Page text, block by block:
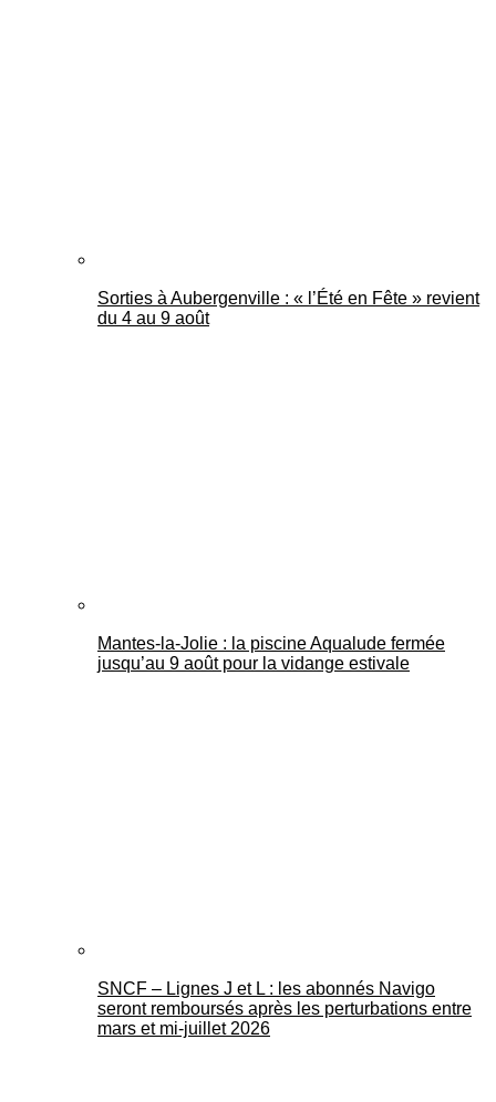
Sorties à Aubergenville : « l’Été en Fête » revient
du 4 au 9 août
Mantes-la-Jolie : la piscine Aqualude fermée
jusqu’au 9 août pour la vidange estivale
SNCF – Lignes J et L : les abonnés Navigo
seront remboursés après les perturbations entre
mars et mi-juillet 2026